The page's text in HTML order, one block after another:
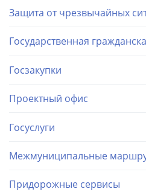
Защита от чрезвычайных
Государственная
Госзакупки
Проектный офис
Госуслуги
Межмуниципальные
Придорожные сервисы